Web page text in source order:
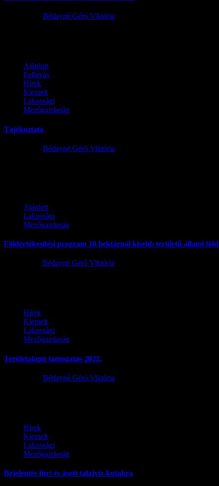
Bédayné Géró Viktória
Ajánlott
Felhívás
Hírek
Kiemelt
Lakossági
Mezőgazdaság
Tájékoztató
Bédayné Géró Viktória
Ajánlott
Lakossági
Mezőgazdaság
Földértékesítési program 10 hektárnál kisebb területű állami föld
Bédayné Géró Viktória
Hírek
Kiemelt
Lakossági
Mezőgazdaság
Területalapú támogatás 2022.
Bédayné Géró Viktória
Hírek
Kiemelt
Lakossági
Mezőgazdaság
Bejelentés fúrt és ásott talajvíz-kutakra